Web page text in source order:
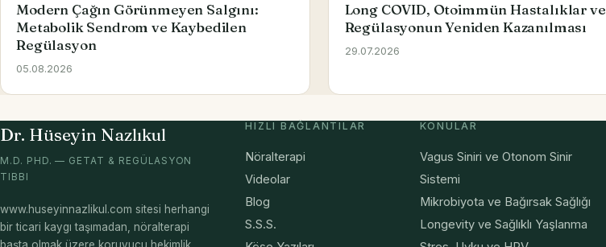
Modern Çağın Görünmeyen Salgını:
Metabolik Sendrom ve Kaybedilen
Regülasyon
05.08.2026
Long COVID, Otoimmün Hastalıklar ve
Regülasyonun Yeniden Kazanılması
29.07.2026
Dr. Hüseyin Nazlıkul
M.D. PHD. — GETAT & REGÜLASYON
TIBBI
www.huseyinnazlikul.com sitesi herhangi
bir ticari kaygı taşımadan, nöralterapi
HIZLI BAĞLANTILAR
Nöralterapi
Videolar
Blog
S.S.S.
KONULAR
Vagus Siniri ve Otonom Sinir
Sistemi
Mikrobiyota ve Bağırsak Sağlığı
Longevity ve Sağlıklı Yaşlanma